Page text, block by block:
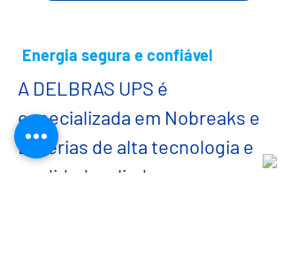
Energia segura e confiável
A DELBRAS UPS é
especializada em Nobreaks e
Baterias de alta tecnologia e
qualidade, aliada com